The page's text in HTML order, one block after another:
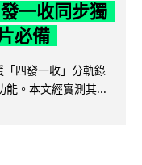
一收同步獨
必備
四發一收」分軌錄
。本文經實測其...